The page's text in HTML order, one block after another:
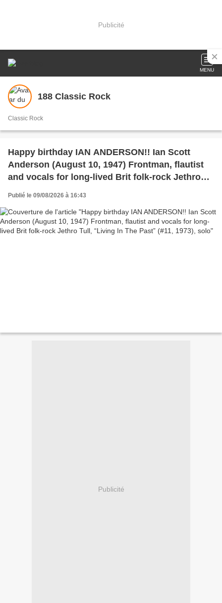
Publicité
MENU
188 Classic Rock
Classic Rock
Happy birthday IAN ANDERSON!! Ian Scott
Anderson (August 10, 1947) Frontman, flautist
and vocals for long-lived Brit folk-rock Jethro
Tull, “Living In The Past” (#11, 1973), solo
Publié le 09/08/2026 à 16:43
Publicité